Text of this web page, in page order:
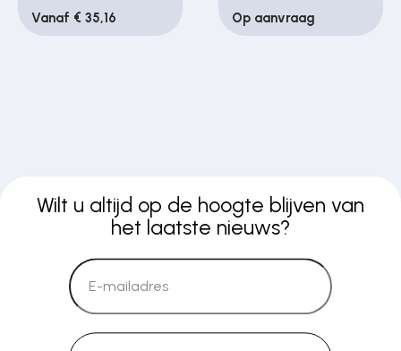
Vanaf € 35,16 Op aanvraag
Wilt u altijd op de hoogte blijven van
het laatste nieuws?